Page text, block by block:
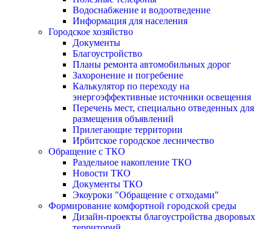
Водоснабжение и водоотведение
Информация для населения
Городское хозяйство
Документы
Благоустройство
Планы ремонта автомобильных дорог
Захоронение и погребение
Калькулятор по переходу на
энергоэффективные источники освещения
Перечень мест, специально отведенных для
размещения объявлений
Прилегающие территории
Ирбитское городское лесничество
Обращение с ТКО
Раздельное накопление ТКО
Новости ТКО
Документы ТКО
Экоуроки "Обращение с отходами"
Формирование комфортной городской среды
Дизайн-проекты благоустройства дворовых